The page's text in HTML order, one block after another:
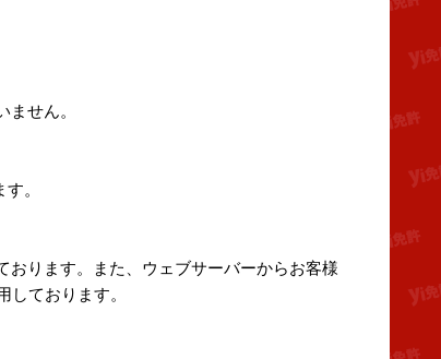
せん。
。
ります。また、ウェブサーバーからお客様
ております。